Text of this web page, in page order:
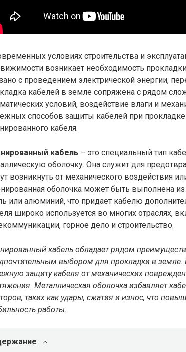
условиях строительства и
возникает необходимость
с проведением электрической энергии,
кабелей в земле сопряжена с рядом
условий, воздействие влаги и
способов защиты кабелей при
кабеля.
кабель – это специальный тип
оболочку. Она служит для
возникнуть от механического воздействия
оболочка может быть выполнена из
или алюминий, что придает кабелю
широко используется во многих отраслях,
горное дело и строительство.
кабель обладает рядом
выбором для прокладки в земле.
защиту кабеля от механических
Металлическая оболочка избавляет
таких как удары, сжатия и износ, что
работы.